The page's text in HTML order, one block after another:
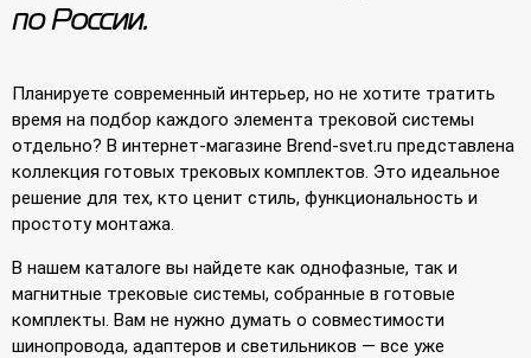
по России.
Планируете современный интерьер, но не хотите тратить
время на подбор каждого элемента трековой системы
отдельно? В интернет-магазине Brend-svet.ru представлена
коллекция готовых трековых комплектов. Это идеальное
решение для тех, кто ценит стиль, функциональность и
простоту монтажа.
В нашем каталоге вы найдете как однофазные, так и
магнитные трековые системы, собранные в готовые
комплекты. Вам не нужно думать о совместимости
шинопровода, адаптеров и светильников — все уже